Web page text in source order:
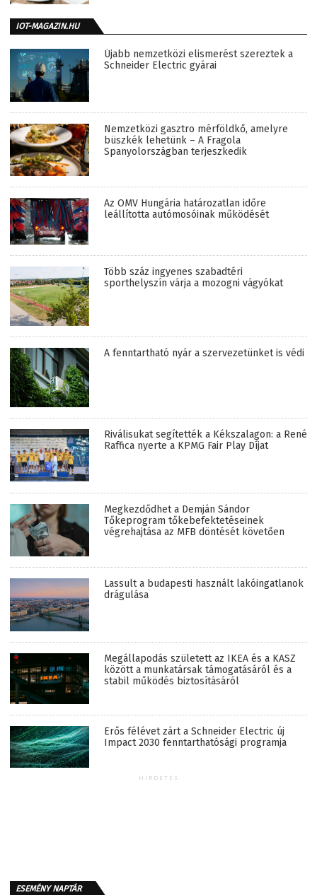
IOT-MAGAZIN.HU
Újabb nemzetközi elismerést szereztek a
Schneider Electric gyárai
Nemzetközi gasztro mérföldkő, amelyre
büszkék lehetünk – A Fragola
Spanyolországban terjeszkedik
Az OMV Hungária határozatlan időre
leállította autómosóinak működését
Több száz ingyenes szabadtéri
sporthelyszín várja a mozogni vágyókat
A fenntartható nyár a szervezetünket is védi
Riválisukat segítették a Kékszalagon: a René
Raffica nyerte a KPMG Fair Play Díjat
Megkezdődhet a Demján Sándor
Tőkeprogram tőkebefektetéseinek
végrehajtása az MFB döntését követően
Lassult a budapesti használt lakóingatlanok
drágulása
Megállapodás született az IKEA és a KASZ
között a munkatársak támogatásáról és a
stabil működés biztosításáról
Erős félévet zárt a Schneider Electric új
Impact 2030 fenntarthatósági programja
HIRDETÉS
ESEMÉNY NAPTÁR